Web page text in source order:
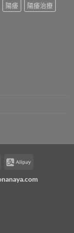
陽痿
陽痿治療
Cash
Alipay